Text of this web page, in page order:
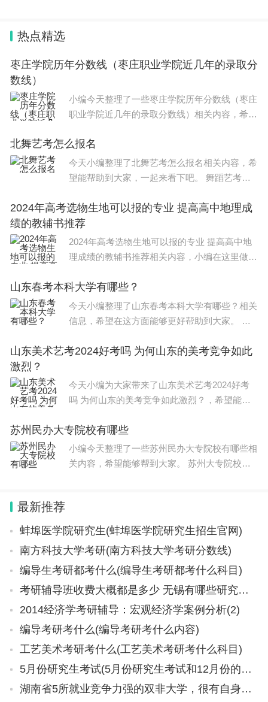
热点精选
枣庄学院历年分数线（枣庄职业学院近几年的录取分
数线）
小编今天整理了一些枣庄学院历年分数线（枣庄
职业学院近几年的录取分数线）相关内容，希望
23年： 文科本科一批：理科478分，文科479
分。
北舞艺考怎么报名
今天小编整理了北舞艺考怎么报名相关内容，希
望能帮助到大家，一起来看下吧。 舞蹈艺考考
段，即兴表演，舞蹈基础知识等。 基本功考核
主要看考生的开度、软
2024年高考选物生地可以报的专业 提高高中地理成
绩的教辅书推荐
2024年高考选物生地可以报的专业 提高高中地
理成绩的教辅书推荐相关内容，小编在这里做了
考选物生地可以报的专业 提高高中地理成绩的
教辅书推荐信息，一起来了
山东春考本科大学有哪些？
今天小编整理了山东春考本科大学有哪些？相关
信息，希望在这方面能够更好帮助到大家。 山
别：现代农艺，分数线：533分。 2、专业类
山东美术艺考2024好考吗 为何山东的美考竞争如此
激烈？
今天小编为大家带来了山东美术艺考2024好考
吗 为何山东的美考竞争如此激烈？，希望能帮
艺考最新政策如下： 除经教育部批准的部分独
立设置本科艺术院
苏州民办大专院校有哪些
小编今天整理了一些苏州民办大专院校有哪些相
关内容，希望能够帮到大家。 苏州大专院校排
最新推荐
蚌埠医学院研究生(蚌埠医学院研究生招生官网)
南方科技大学考研(南方科技大学考研分数线)
编导生考研都考什么(编导生考研都考什么科目)
考研辅导班收费大概都是多少 无锡有哪些研究生院
2014经济学考研辅导：宏观经济学案例分析(2)
编导考研考什么(编导考研考什么内容)
工艺美术考研考什么(工艺美术考研考什么科目)
5月份研究生考试(5月份研究生考试和12月份的有什么区别)
湖南省5所就业竞争力强的双非大学，很有自身特色，实力也很强